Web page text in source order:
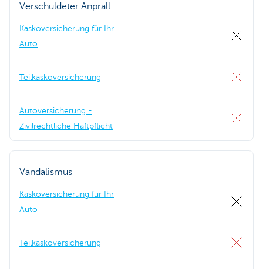
Verschuldeter Anprall
Kaskoversicherung für Ihr
Auto
Teilkaskoversicherung
Autoversicherung -
Zivilrechtliche Haftpflicht
Vandalismus
Kaskoversicherung für Ihr
Auto
Teilkaskoversicherung